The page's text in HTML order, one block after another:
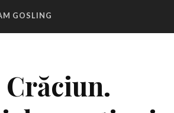
GOSLING